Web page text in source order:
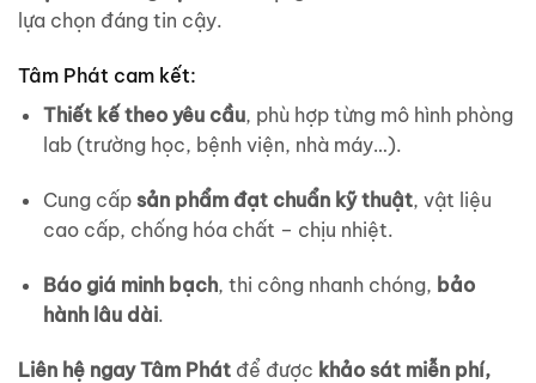
lựa chọn đáng tin cậy.
Tâm Phát cam kết:
Thiết kế theo yêu cầu, phù hợp từng mô hình phòng
lab (trường học, bệnh viện, nhà máy…).
Cung cấp sản phẩm đạt chuẩn kỹ thuật, vật liệu
cao cấp, chống hóa chất – chịu nhiệt.
Báo giá minh bạch, thi công nhanh chóng, bảo
hành lâu dài.
Liên hệ ngay Tâm Phát để được khảo sát miễn phí,